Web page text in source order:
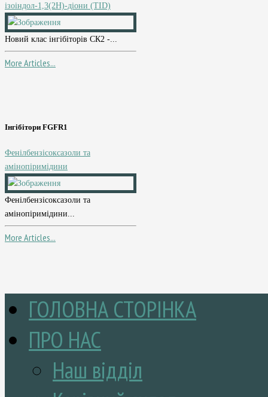
ізоіндол-1,3(2Н)-діони (TID)
Новий клас інгібіторів СК2 -...
More Articles...
Інгібітори FGFR1
Фенілбензісоксазоли та
амінопіримідини
Фенілбензісоксазоли та
амінопіримідини...
More Articles...
ГОЛОВНА СТОРІНКА
ПРО НАС
Наш відділ